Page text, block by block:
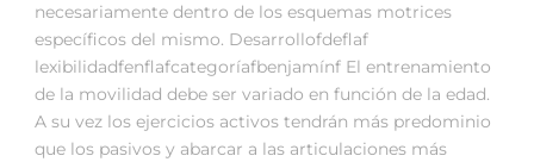
necesariamente dentro de los esquemas motrices
específicos del mismo. Desarrollofdeflaf
lexibilidadfenflafcategoríafbenjamínf El entrenamiento
de la movilidad debe ser variado en función de la edad.
A su vez los ejercicios activos tendrán más predominio
que los pasivos y abarcar a las articulaciones más